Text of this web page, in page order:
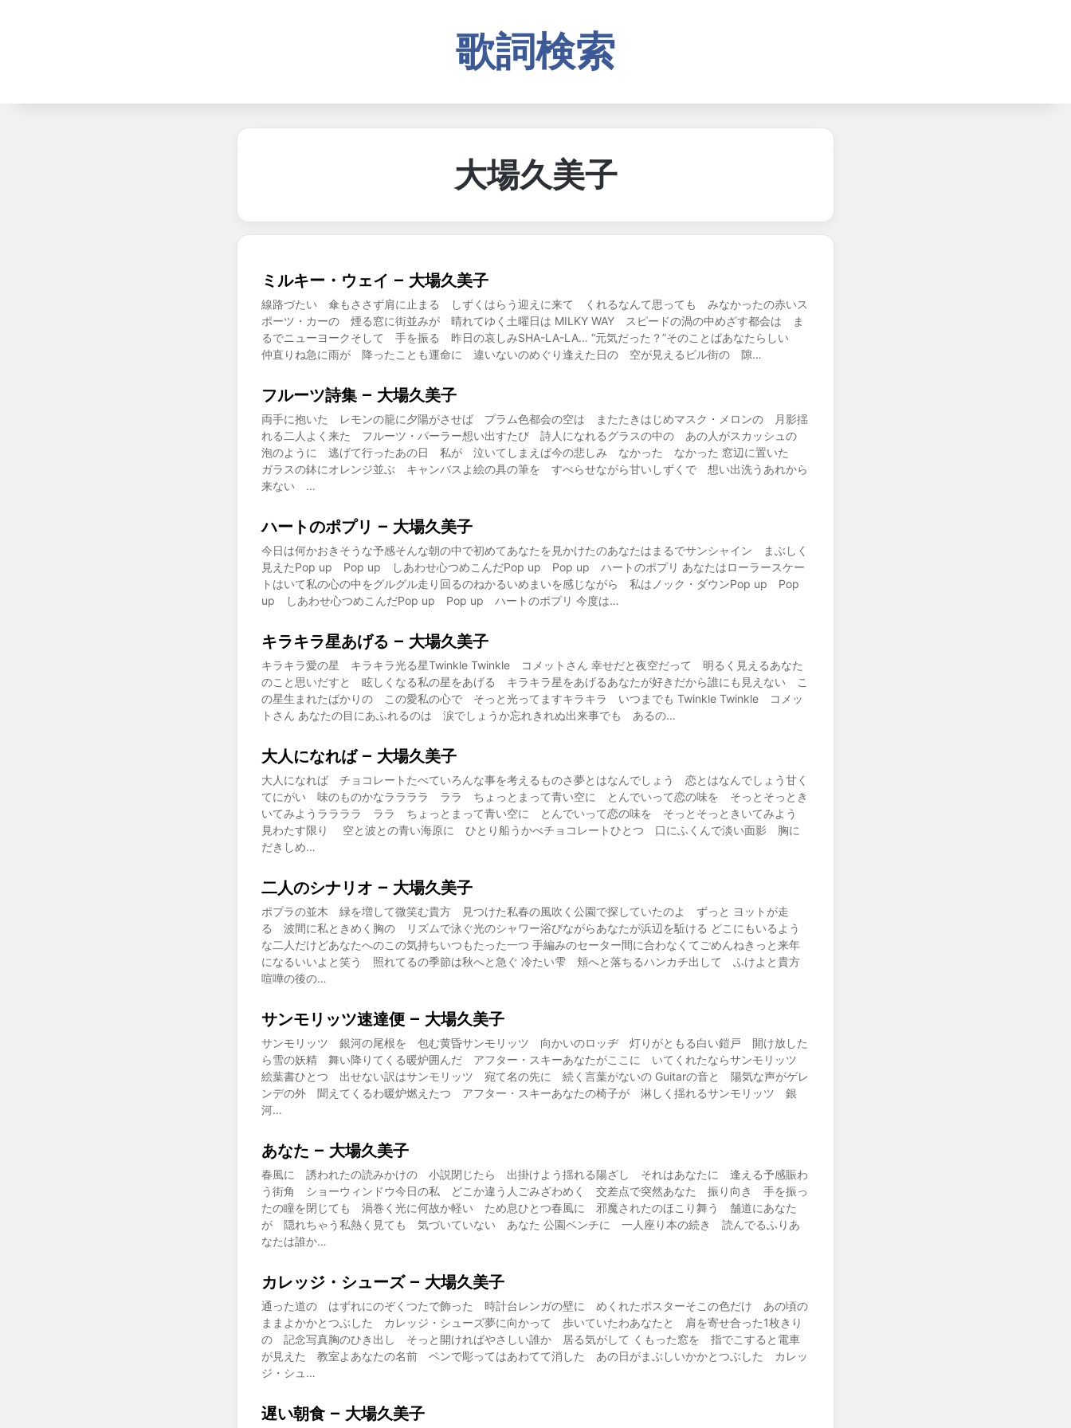
歌詞検索
大場久美子
ミルキー・ウェイ – 大場久美子
線路づたい 傘もささず肩に止まる しずくはらう迎えに来て くれるなんて思っても みなかったの赤いス
ポーツ・カーの 煙る窓に街並みが 晴れてゆく土曜日は MILKY WAY スピードの渦の中めざす都会は ま
るでニューヨークそして 手を振る 昨日の哀しみSHA-LA-LA… “元気だった？”そのことばあなたらしい
仲直りね急に雨が 降ったことも運命に 違いないのめぐり逢えた日の 空が見えるビル街の 隙…
フルーツ詩集 – 大場久美子
両手に抱いた レモンの籠に夕陽がさせば プラム色都会の空は またたきはじめマスク・メロンの 月影揺
れる二人よく来た フルーツ・パーラー想い出すたび 詩人になれるグラスの中の あの人がスカッシュの
泡のように 逃げて行ったあの日 私が 泣いてしまえば今の悲しみ なかった なかった 窓辺に置いた
ガラスの鉢にオレンジ並ぶ キャンバスよ絵の具の筆を すべらせながら甘いしずくで 想い出洗うあれから
来ない …
ハートのポプリ – 大場久美子
今日は何かおきそうな予感そんな朝の中で初めてあなたを見かけたのあなたはまるでサンシャイン まぶしく
見えたPop up Pop up しあわせ心つめこんだPop up Pop up ハートのポプリ あなたはローラースケー
トはいて私の心の中をグルグル走り回るのねかるいめまいを感じながら 私はノック・ダウンPop up Pop
up しあわせ心つめこんだPop up Pop up ハートのポプリ 今度は…
キラキラ星あげる – 大場久美子
キラキラ愛の星 キラキラ光る星Twinkle Twinkle コメットさん 幸せだと夜空だって 明るく見えるあなた
のこと思いだすと 眩しくなる私の星をあげる キラキラ星をあげるあなたが好きだから誰にも見えない こ
の星生まれたばかりの この愛私の心で そっと光ってますキラキラ いつまでも Twinkle Twinkle コメッ
トさん あなたの目にあふれるのは 涙でしょうか忘れきれぬ出来事でも あるの…
大人になれば – 大場久美子
大人になれば チョコレートたべていろんな事を考えるものさ夢とはなんでしょう 恋とはなんでしょう甘く
てにがい 味のものかなララララ ララ ちょっとまって青い空に とんでいって恋の味を そっとそっとき
いてみようララララ ララ ちょっとまって青い空に とんでいって恋の味を そっとそっときいてみよう
見わたす限り 空と波との青い海原に ひとり船うかべチョコレートひとつ 口にふくんで淡い面影 胸に
だきしめ…
二人のシナリオ – 大場久美子
ポプラの並木 緑を増して微笑む貴方 見つけた私春の風吹く公園で探していたのよ ずっと ヨットが走
る 波間に私ときめく胸の リズムで泳ぐ光のシャワー浴びながらあなたが浜辺を駈ける どこにもいるよう
な二人だけどあなたへのこの気持ちいつもたった一つ 手編みのセーター間に合わなくてごめんねきっと来年
になるいいよと笑う 照れてるの季節は秋へと急ぐ 冷たい雫 頬へと落ちるハンカチ出して ふけよと貴方
喧嘩の後の…
サンモリッツ速達便 – 大場久美子
サンモリッツ 銀河の尾根を 包む黄昏サンモリッツ 向かいのロッヂ 灯りがともる白い鎧戸 開け放した
ら雪の妖精 舞い降りてくる暖炉囲んだ アフター・スキーあなたがここに いてくれたならサンモリッツ
絵葉書ひとつ 出せない訳はサンモリッツ 宛て名の先に 続く言葉がないの Guitarの音と 陽気な声がゲレ
ンデの外 聞えてくるわ暖炉燃えたつ アフター・スキーあなたの椅子が 淋しく揺れるサンモリッツ 銀
河…
あなた – 大場久美子
春風に 誘われたの読みかけの 小説閉じたら 出掛けよう揺れる陽ざし それはあなたに 逢える予感賑わ
う街角 ショーウィンドウ今日の私 どこか違う人ごみざわめく 交差点で突然あなた 振り向き 手を振っ
たの瞳を閉じても 渦巻く光に何故か軽い ため息ひとつ春風に 邪魔されたのほこり舞う 舗道にあなた
が 隠れちゃう私熱く見ても 気づいていない あなた 公園ベンチに 一人座り本の続き 読んでるふりあ
なたは誰か…
カレッジ・シューズ – 大場久美子
通った道の はずれにのぞくつたで飾った 時計台レンガの壁に めくれたポスターそこの色だけ あの頃の
ままよかかとつぶした カレッジ・シューズ夢に向かって 歩いていたわあなたと 肩を寄せ合った1枚きり
の 記念写真胸のひき出し そっと開ければやさしい誰か 居る気がして くもった窓を 指でこすると電車
が見えた 教室よあなたの名前 ペンで彫ってはあわてて消した あの日がまぶしいかかとつぶした カレッ
ジ・シュ…
遅い朝食 – 大場久美子